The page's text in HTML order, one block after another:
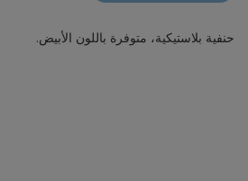
حنفية بلاستيكية، متوفرة باللون الأبيض.